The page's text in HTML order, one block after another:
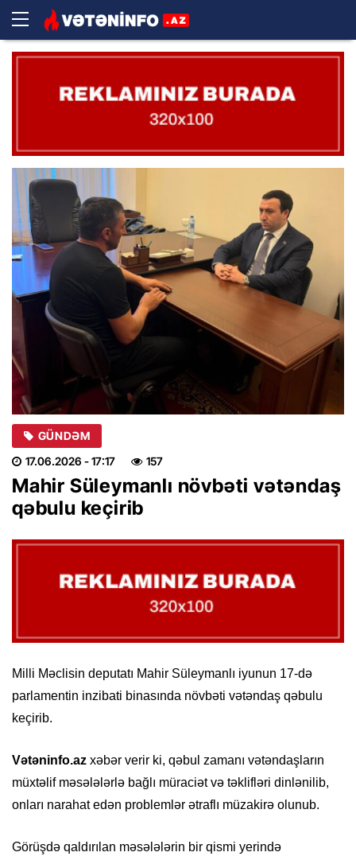
GÜNDƏM
17.06.2026 - 17:17 157
Mahir Süleymanlı növbəti vətəndaş
qəbulu keçirib
Milli Məclisin deputatı Mahir Süleymanlı iyunun 17-də
parlamentin inzibati binasında növbəti vətəndaş qəbulu
keçirib.
Vətəninfo.az xəbər verir ki, qəbul zamanı vətəndaşların
müxtəlif məsələlərlə bağlı müraciət və təklifləri dinlənilib,
onları narahat edən problemlər ətraflı müzakirə olunub.
Görüşdə qaldırılan məsələlərin bir qismi yerində